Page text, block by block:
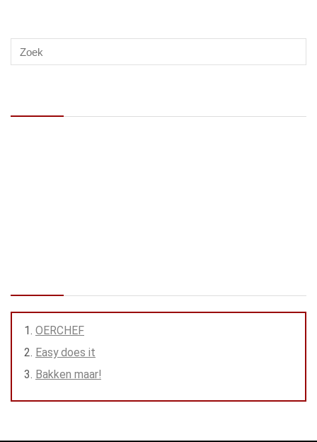
OERCHEF
Easy does it
Bakken maar!